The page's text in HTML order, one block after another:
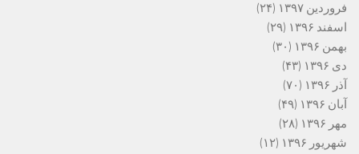
فروردین ۱۳۹۷
(۲۴)
اسفند ۱۳۹۶
(۲۹)
بهمن ۱۳۹۶
(۳۰)
دی ۱۳۹۶
(۴۳)
آذر ۱۳۹۶
(۷۰)
آبان ۱۳۹۶
(۴۹)
مهر ۱۳۹۶
(۲۸)
شهریور ۱۳۹۶
(۱۲)